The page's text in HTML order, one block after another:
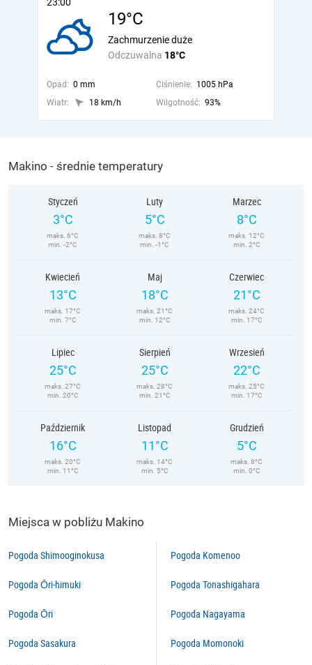
19°C
Odczuwalna 18°C
Zachmurzenie duże
Opad: 0 mm Ciśnienie: 1005 hPa
Wiatr:
18 km/h Wilgotność: 93%
Makino - średnie temperatury
Styczeń
3°C
maks. 6°C
min. -2°C
Luty
5°C
maks. 8°C
min. -1°C
Marzec
8°C
maks. 12°C
min. 2°C
Kwiecień
13°C
maks. 17°C
min. 7°C
Maj
18°C
maks. 21°C
min. 12°C
Czerwiec
21°C
maks. 24°C
min. 17°C
Lipiec
25°C
maks. 27°C
min. 20°C
Sierpień
25°C
maks. 28°C
min. 21°C
Wrzesień
22°C
maks. 25°C
min. 17°C
Październik
16°C
maks. 20°C
min. 11°C
Listopad
11°C
maks. 14°C
min. 5°C
Grudzień
5°C
maks. 8°C
min. 0°C
Miejsca w pobliżu Makino
Pogoda Shimooginokusa
Pogoda Ōri-himuki
Pogoda Ōri
Pogoda Sasakura
Pogoda Komenoo
Pogoda Tonashigahara
Pogoda Nagayama
Pogoda Momonoki